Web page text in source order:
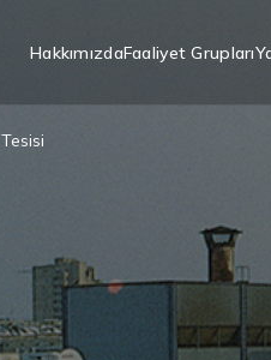
HakkımızdaFaaliyet Grupları